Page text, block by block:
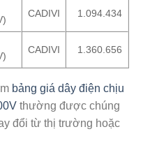
CADIVI 1.094.434
CADIVI 1.360.656
bảng giá dây điện chịu
thường được chúng
đổi từ thị trường hoặc